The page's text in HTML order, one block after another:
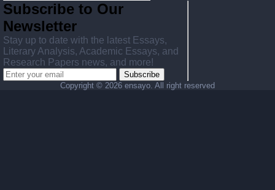
Subscribe to Our
Newsletter
Stay up to date with the latest Essays,
Literary Analysis, Academic Essays, and
Research Papers news, and more!
Subscribe
Copyright © 2026 ensayo. All right reserved